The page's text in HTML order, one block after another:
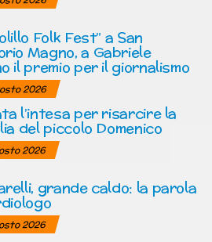
Folk Fest” a San
Magno, a Gabriele
il premio per il giornalismo
2026
l’intesa per risarcire la
del piccolo Domenico
2026
grande caldo: la parola
2026